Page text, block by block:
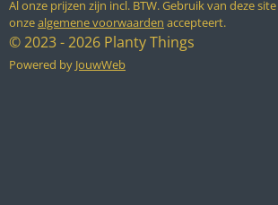
Al onze prijzen zijn incl. BTW. Gebruik van deze
onzealgemene voorwaarden accepteert.
© 2023 - 2026 Planty Things
Powered by JouwWeb